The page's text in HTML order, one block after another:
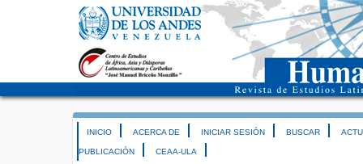
INICIO ACERCA DE INICIAR SESIÓN BUSCAR
PUBLICACIÓN CEAA-ULA